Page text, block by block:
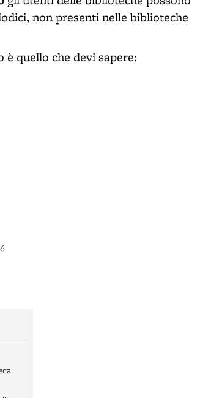
non presenti nelle biblioteche
quello che devi sapere: